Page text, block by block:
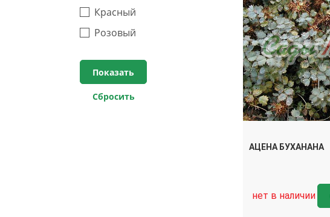
Красный
Розовый
АЦЕНА БУХАНАНА
нет в наличии